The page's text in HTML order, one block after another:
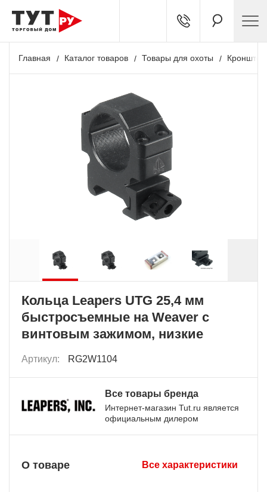
Главная Каталог товаров Товары для охоты
+ 206 бонусов
Кольца Leapers UTG 25,4 мм
быстросъемные на Weaver с
винтовым зажимом, низкие
Артикул: RG2W1104
Все товары бренда
Интернет-магазин Tut.ru является
официальным дилером
О товаре Все характеристики